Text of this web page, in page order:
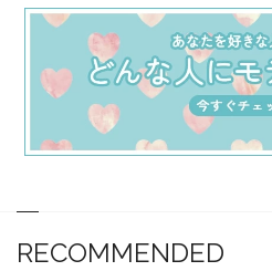
RECOMMENDED